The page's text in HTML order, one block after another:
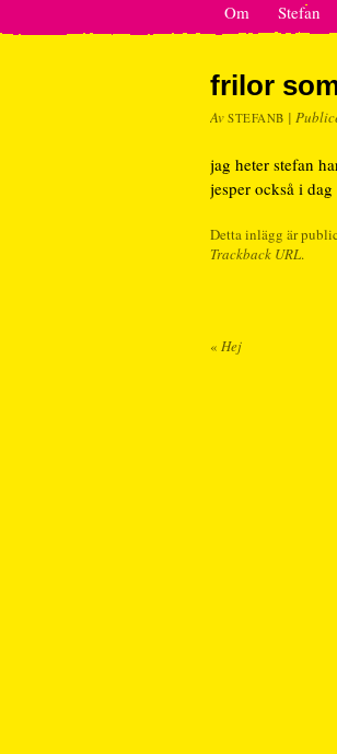
Om Stefan
frilor
Av STEFANB |
jag heter stefan
jesper också i dag
Detta inlägg är
Trackback URL.
« Hej